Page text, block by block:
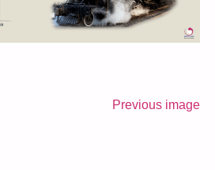
Previous image